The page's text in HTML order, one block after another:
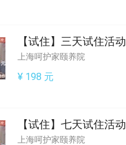
【试住】三天试住活动
上海呵护家颐养院
¥ 198 元
【试住】七天试住活动
上海呵护家颐养院